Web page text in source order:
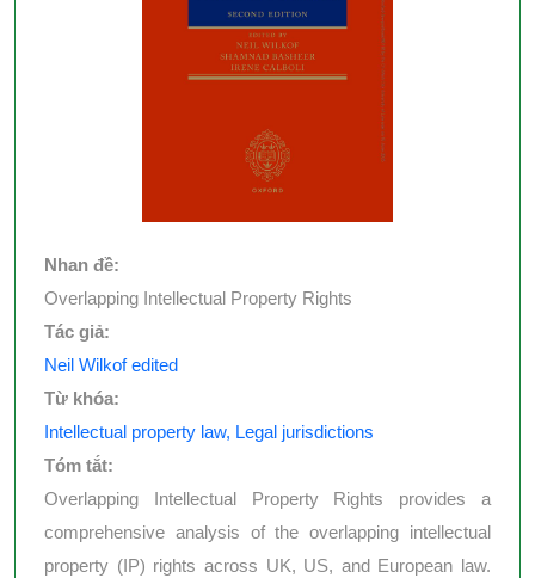
Nhan đề:
Overlapping Intellectual Property Rights
Tác giả:
Neil Wilkof edited
Từ khóa:
Intellectual property law, Legal jurisdictions
Tóm tắt:
Overlapping Intellectual Property Rights provides a
comprehensive analysis of the overlapping intellectual
property (IP) rights across UK, US, and European law.